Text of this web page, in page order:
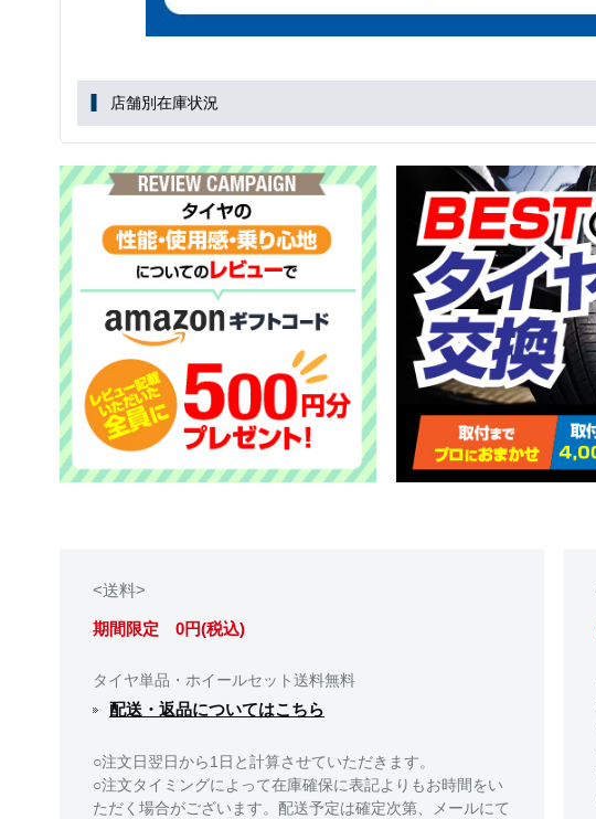
店舗別在庫状況
<送料>
期間限定 0円(税込)
タイヤ単品・ホイールセット送料無料
配送・返品についてはこちら
○注文日翌日から1日と計算させていただきます。
○注文タイミングによって在庫確保に表記よりもお時間をい
ただく場合がございます。配送予定は確定次第、メールにて